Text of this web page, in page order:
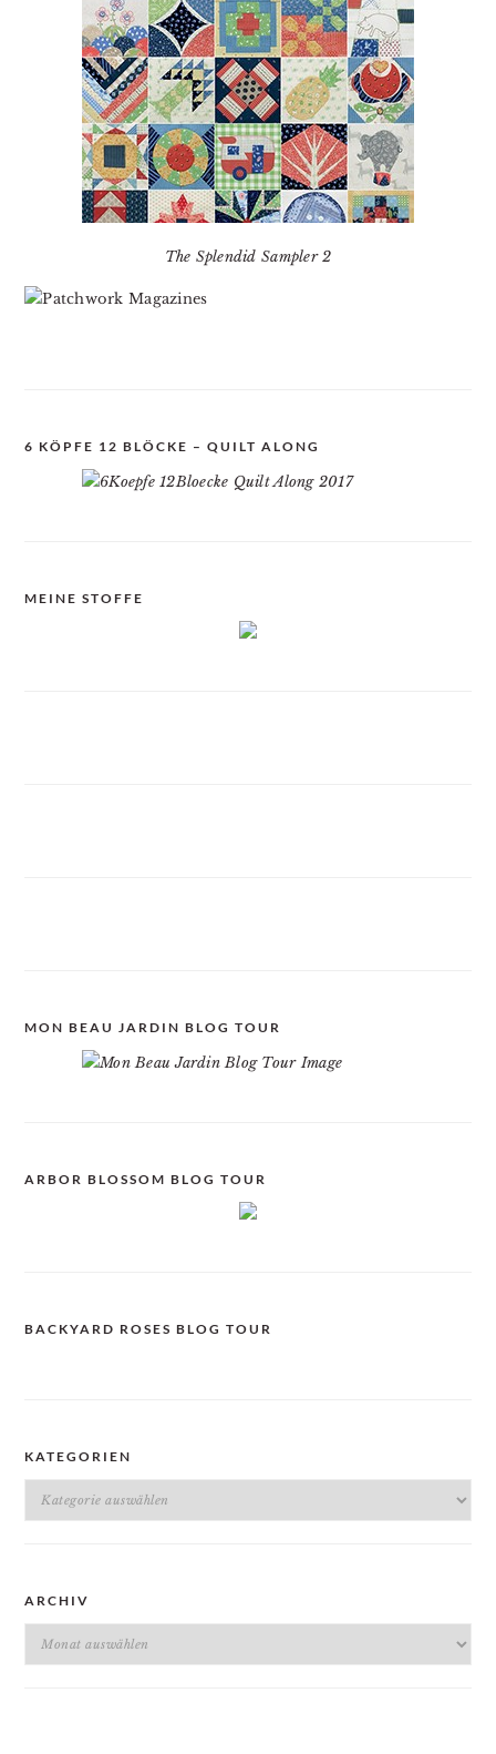
The Splendid Sampler 2
6 KÖPFE 12 BLÖCKE – QUILT ALONG
MEINE STOFFE
MON BEAU JARDIN BLOG TOUR
ARBOR BLOSSOM BLOG TOUR
BACKYARD ROSES BLOG TOUR
KATEGORIEN
Kategorien
ARCHIV
Archiv